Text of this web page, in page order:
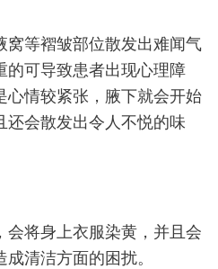
等褶皱部位散发出难闻气
的可导致患者出现心理障
心情较紧张，腋下就会开始
还会散发出令人不悦的味
将身上衣服染黄，并且会
清洁方面的困扰。